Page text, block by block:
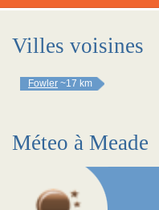
Villes voisines
Fowler ~17 km
Méteo à Meade